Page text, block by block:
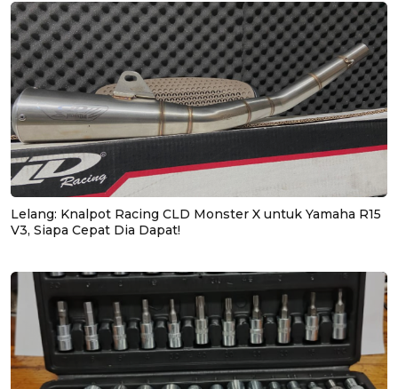
Lelang: Knalpot Racing CLD Monster X untuk Yamaha R15
V3, Siapa Cepat Dia Dapat!